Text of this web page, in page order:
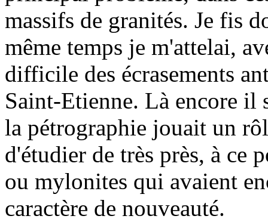
massifs de granités. Je fis
même temps je m'attelai,
difficile des écrasements
Saint-Etienne. Là encore il
la pétrographie jouait un
d'étudier de très près, à ce
ou mylonites qui avaient
caractère de nouveauté.